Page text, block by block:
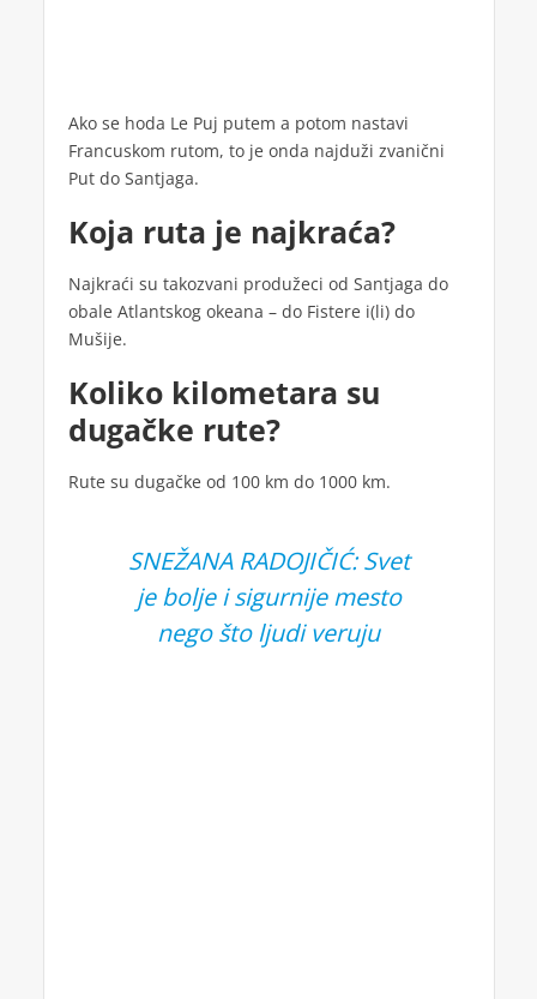
Ako se hoda Le Puj putem a potom nastavi
Francuskom rutom, to je onda najduži zvanični
Put do Santjaga.
Koja ruta je najkraća?
Najkraći su takozvani produžeci od Santjaga do
obale Atlantskog okeana – do Fistere i(li) do
Mušije.
Koliko kilometara su
dugačke rute?
Rute su dugačke od 100 km do 1000 km.
SNEŽANA RADOJIČIĆ: Svet
je bolje i sigurnije mesto
nego što ljudi veruju